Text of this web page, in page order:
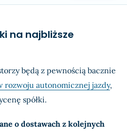
na najbliższe
będą z pewnością bacznie
rozwoju autonomicznej jazdy,
spółki.
o dostawach z kolejnych